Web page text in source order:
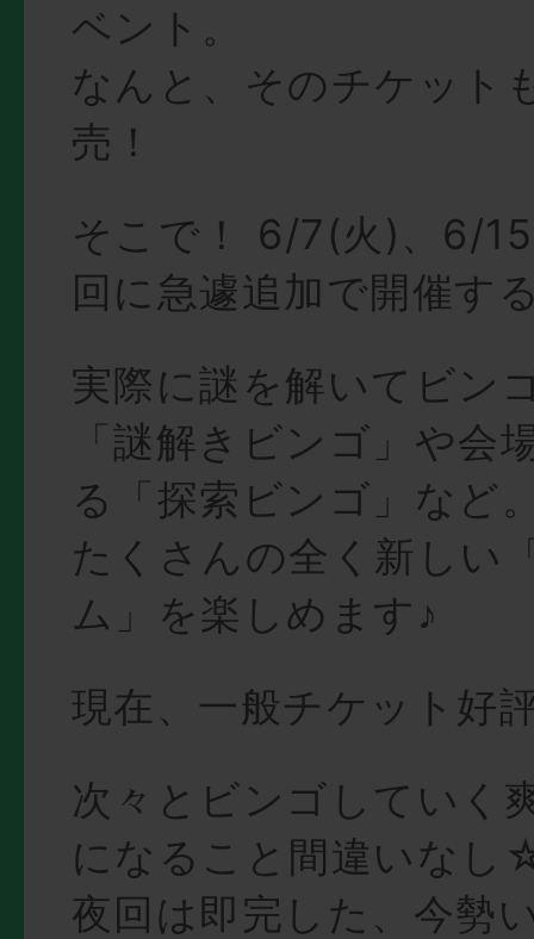
ベント。
なんと、そのチケット
売！
そこで！ 6/7(火)、6/
回に急遽追加で開催す
実際に謎を解いてビン
「謎解きビンゴ」や会
る「探索ビンゴ」など
たくさんの全く新しい
ム」を楽しめます♪
現在、一般チケット好
次々とビンゴしていく
になること間違いなし
夜回は即完した、今勢